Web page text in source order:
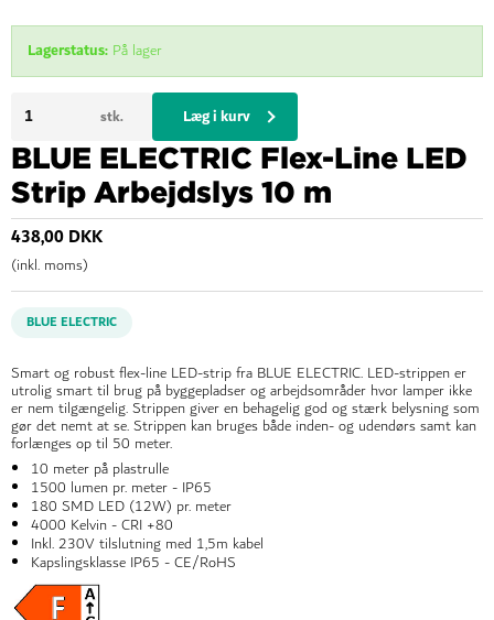
BLUE ELECTRIC Flex-Line LED
Strip Arbejdslys 10 m
438,00 DKK
(inkl. moms)
BLUE ELECTRIC
Smart og robust flex-line LED-strip fra BLUE ELECTRIC. LED-strippen er
utrolig smart til brug på byggepladser og arbejdsområder hvor lamper ikke
er nem tilgængelig. Strippen giver en behagelig god og stærk belysning som
gør det nemt at se. Strippen kan bruges både inden- og udendørs samt kan
forlænges op til 50 meter.
10 meter på plastrulle
1500 lumen pr. meter - IP65
180 SMD LED (12W) pr. meter
4000 Kelvin - CRI +80
Inkl. 230V tilslutning med 1,5m kabel
Kapslingsklasse IP65 - CE/RoHS
Lagerstatus: På lager
stk. Læg i kurv